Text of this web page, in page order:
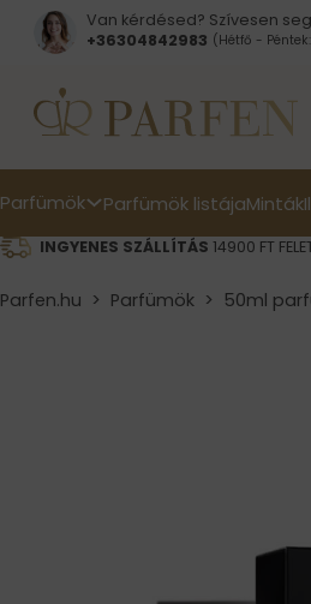
Van kérdésed? Szívesen
+36304842983 (Hétfő -
Parfümök Parfümök listájaMinták
INGYENES SZÁLLÍTÁS 14900 FT
Parfen.hu > Parfümök > 50ml